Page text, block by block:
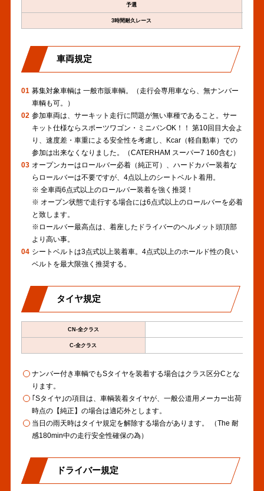
予選
3時間耐久レース
車両規定
01 募集対象車輌は 一般市販車輌。（走行会専用車なら、無ナンバー
車輌も可。）
02 参加車両は、サーキット走行に問題が無い車種であること。サー
キット仕様ならスポーツワゴン・ミニバンOK！！ 第10回目大会よ
り、速度差・車重による安全性を考慮し、Kcar（軽自動車）での
参加は出来なくなりました。（CATERHAM スーパー7 160含む）
03 オープンカーはロールバー必着（純正可）、ハードカバー装着な
らロールバーは不要ですが、4点以上のシートベルト着用。
※ 全車両6点式以上のロールバー装着を強く推奨！
※ オープン状態で走行する場合には6点式以上のロールバーを必着
と致します。
※ロールバー最高点は、着座したドライバーのヘルメット頭頂部
より高い事。
04 シートベルトは3点式以上装着車。4点式以上のホールド性の良い
ベルトを最大限強く推奨する。
タイヤ規定
CN-全クラス
C-全クラス
ナンバー付き車輌でもSタイヤを装着する場合はクラス区分Cとな
ります。
｢Sタイヤ｣の項目は、車輌装着タイヤが、一般公道用メーカー出荷
時点の【純正】の場合は適応外とします。
当日の雨天時はタイヤ規定を解除する場合があります。 （The 耐
感180min中の走行安全性確保の為）
ドライバー規定